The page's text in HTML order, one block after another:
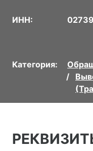
ИНН:
Категория: